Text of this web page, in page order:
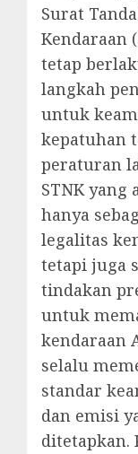
Surat
Kendaraan
tetap
langkah
untuk
kepatuhan
peraturan
STNK yang
hanya
legalitas
tetapi juga
tindakan
untuk
kendaraan
selalu
standar
dan emisi
ditetapkan.